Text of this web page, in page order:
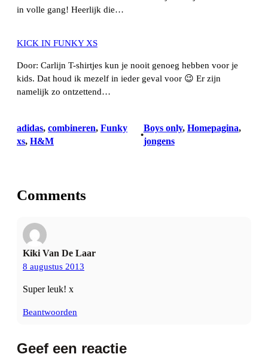
in volle gang! Heerlijk die…
KICK IN FUNKY XS
Door: Carlijn T-shirtjes kun je nooit genoeg hebben voor je
kids. Dat houd ik mezelf in ieder geval voor 😉 Er zijn
namelijk zo ontzettend…
adidas, combineren, Funky
xs, H&M
•
Boys only, Homepagina ,
jongens
Comments
Kiki Van De Laar
8 augustus 2013
Super leuk! x
Beantwoorden
Geef een reactie